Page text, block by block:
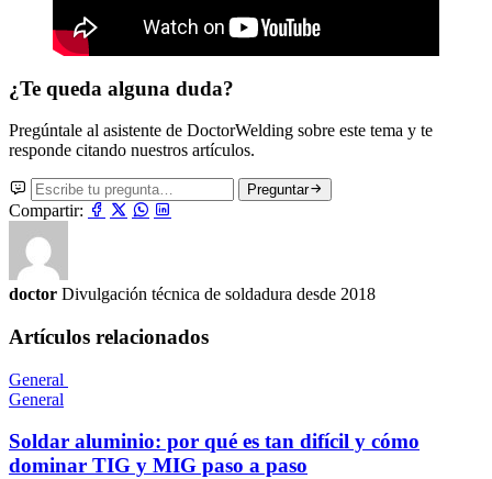
¿Te queda alguna duda?
Pregúntale al asistente de DoctorWelding sobre este tema y te
responde citando nuestros artículos.
Preguntar
Compartir:
doctor Divulgación técnica de soldadura desde 2018
Artículos relacionados
General
General
Soldar aluminio: por qué es tan difícil y cómo
dominar TIG y MIG paso a paso